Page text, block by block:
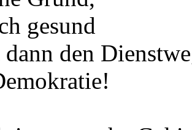
gesund
den